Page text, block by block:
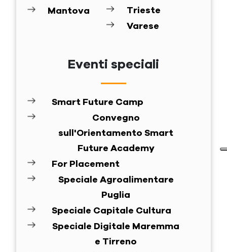
Mantova
Trieste
Varese
Eventi speciali
Smart Future Camp
Convegno
sull'Orientamento Smart
Future Academy
For Placement
Speciale Agroalimentare
Puglia
Speciale Capitale Cultura
Speciale Digitale Maremma
e Tirreno